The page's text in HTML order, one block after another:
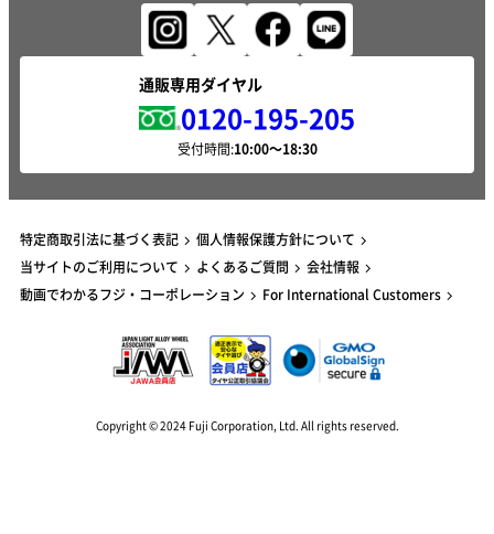
通販専用ダイヤル
0120-195-205
受付時間:
特定商取引法に基づく表記
個人情報保護方針について
当サイトのご利用について
よくあるご質問
会社情報
動画でわかるフジ・コーポレーション
For International Customers
Copyright © 2024 Fuji Corporation, Ltd. All rights reserved.